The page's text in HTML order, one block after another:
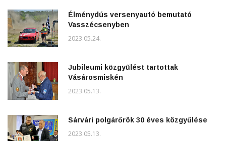
Élménydús versenyautó bemutató
Vasszécsenyben
2023.05.24.
Jubileumi közgyűlést tartottak
Vásárosmiskén
2023.05.13.
Sárvári polgárőrök 30 éves közgyűlése
2023.05.13.